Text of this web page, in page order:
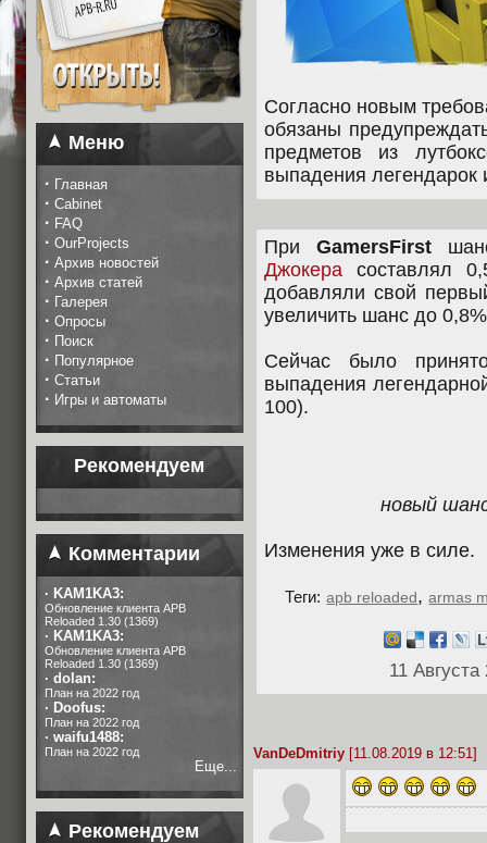
Меню
· Главная
· Cabinet
· FAQ
· OurProjects
· Архив новостей
· Архив статей
· Галерея
· Опросы
· Поиск
· Популярное
· Статьи
· Игры и автоматы
Рекомендуем
Комментарии
· KAM1KA3:
Обновление клиента APB
Reloaded 1.30 (1369)
· KAM1KA3:
Обновление клиента APB
Reloaded 1.30 (1369)
· dolan:
План на 2022 год
· Doofus:
План на 2022 год
· waifu1488:
План на 2022 год
Еще...
Рекомендуем
Согласно новым
обязаны
предметов из
выпадения
ПриGamersFirst
Джокера составлял
добавляли свой
увеличить шанс до
Сейчас было
выпадения
100).
новый
Изменения уже в силе.
Теги: apb reloaded,armas
11
VanDeDmitriy [11.08.2019 в 12:51]